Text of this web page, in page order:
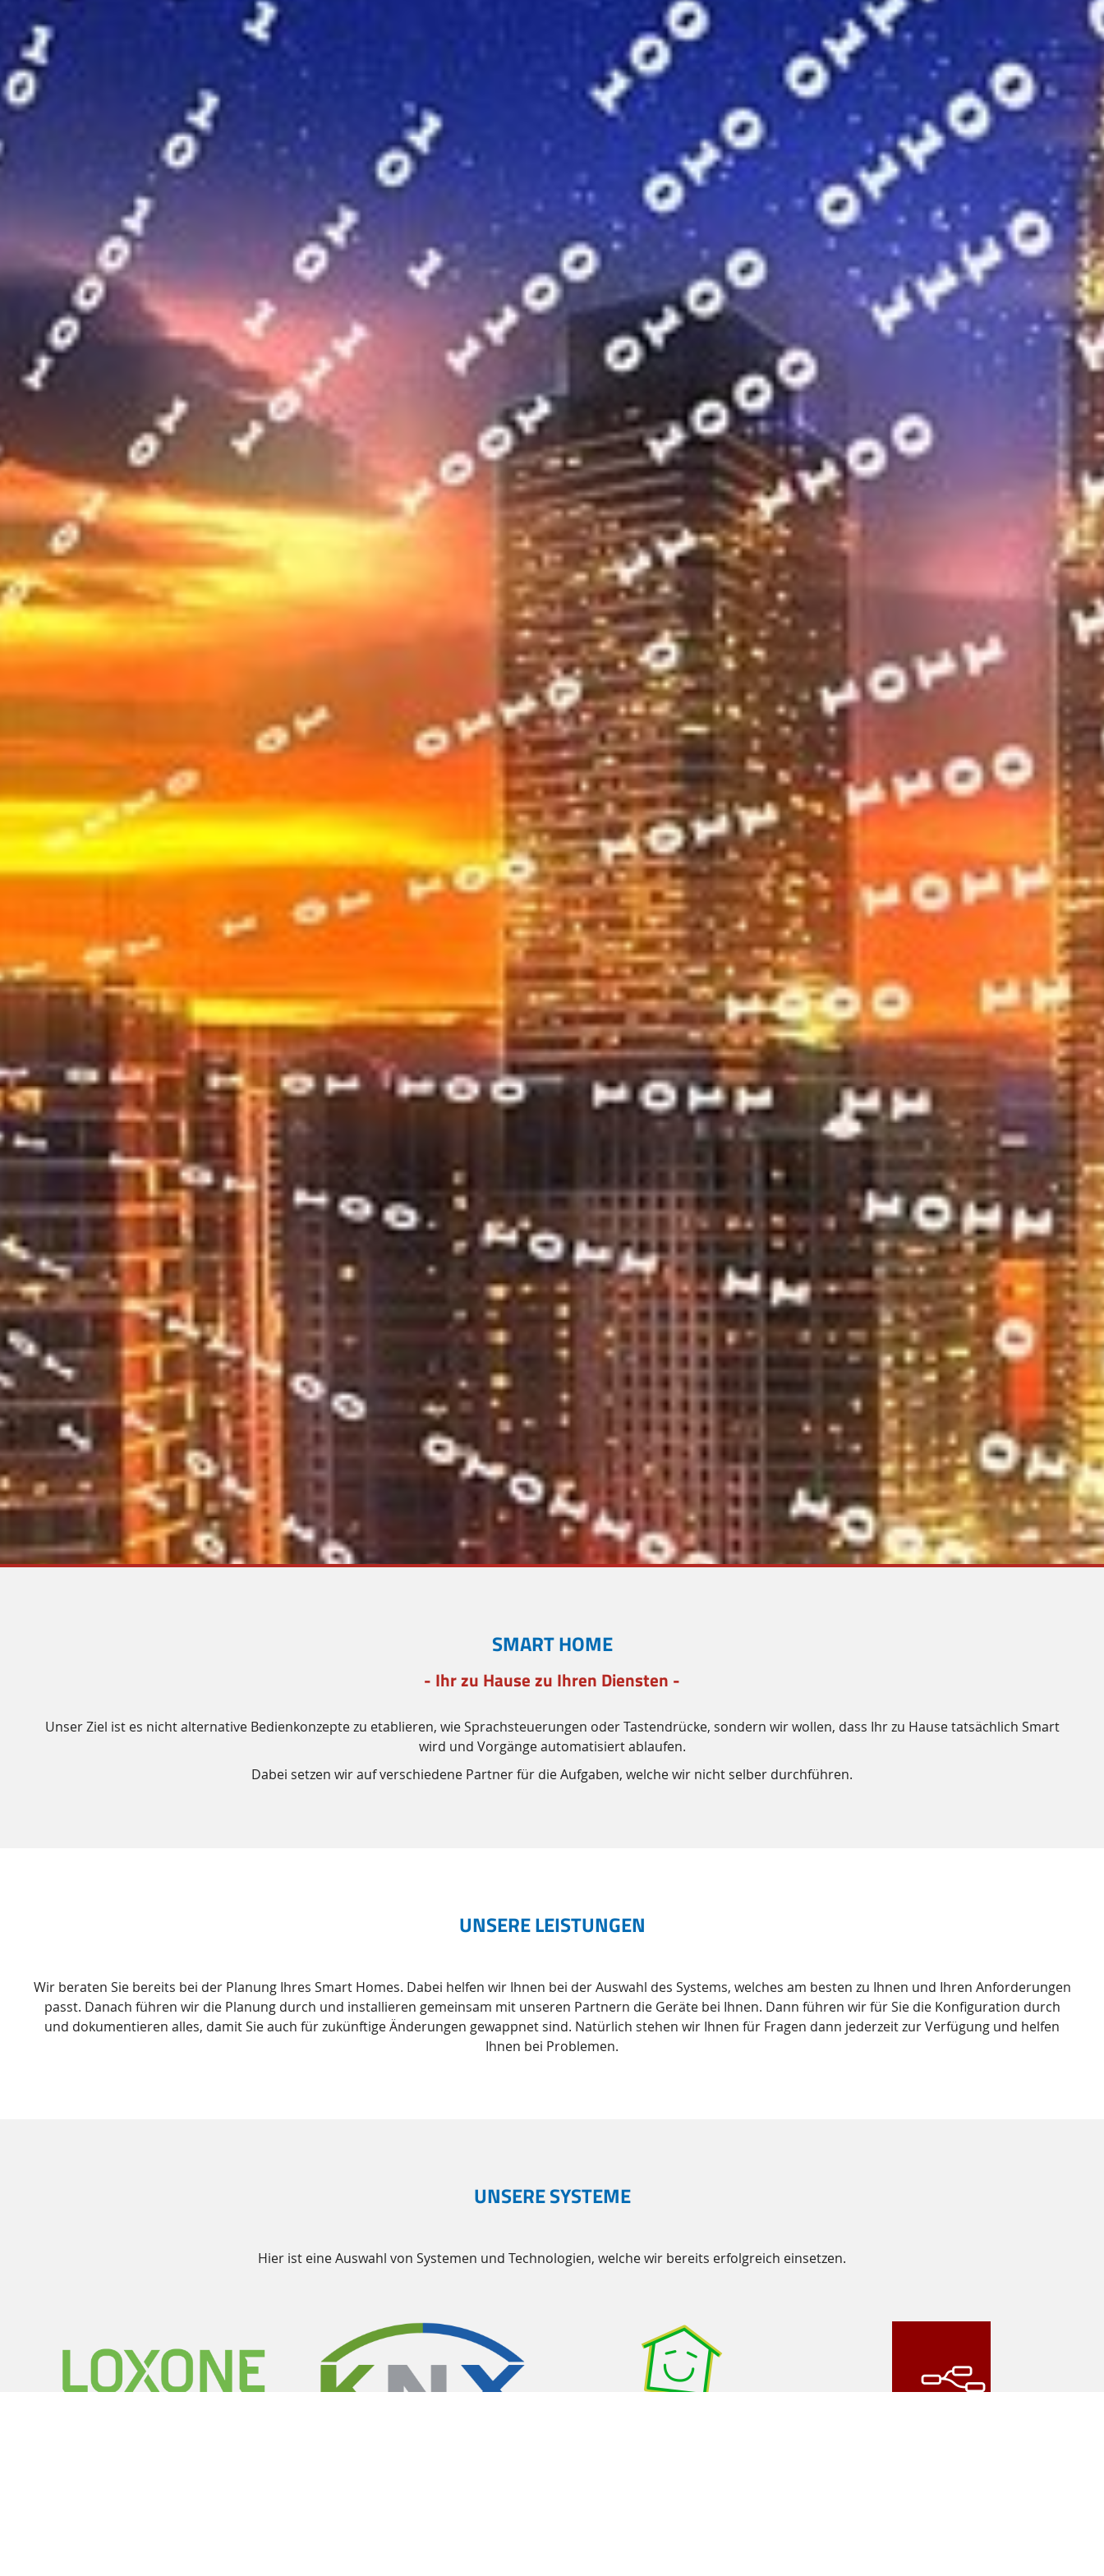
SMART HOME
- Ihr zu Hause zu Ihren Diensten -
Unser Ziel ist es nicht alternative Bedienkonzepte zu etablieren, wie Sprachsteuerungen oder Tastendrücke, sondern wir wollen, dass Ihr zu Hause tatsächlich Smart
wird und Vorgänge automatisiert ablaufen.
Dabei setzen wir auf verschiedene Partner für die Aufgaben, welche wir nicht selber durchführen.
UNSERE LEISTUNGEN
Wir beraten Sie bereits bei der Planung Ihres Smart Homes. Dabei helfen wir Ihnen bei der Auswahl des Systems, welches am besten zu Ihnen und Ihren Anforderungen
passt. Danach führen wir die Planung durch und installieren gemeinsam mit unseren Partnern die Geräte bei Ihnen. Dann führen wir für Sie die Konfiguration durch
und dokumentieren alles, damit Sie auch für zukünftige Änderungen gewappnet sind. Natürlich stehen wir Ihnen für Fragen dann jederzeit zur Verfügung und helfen
Ihnen bei Problemen.
UNSERE SYSTEME
Hier ist eine Auswahl von Systemen und Technologien, welche wir bereits erfolgreich einsetzen.